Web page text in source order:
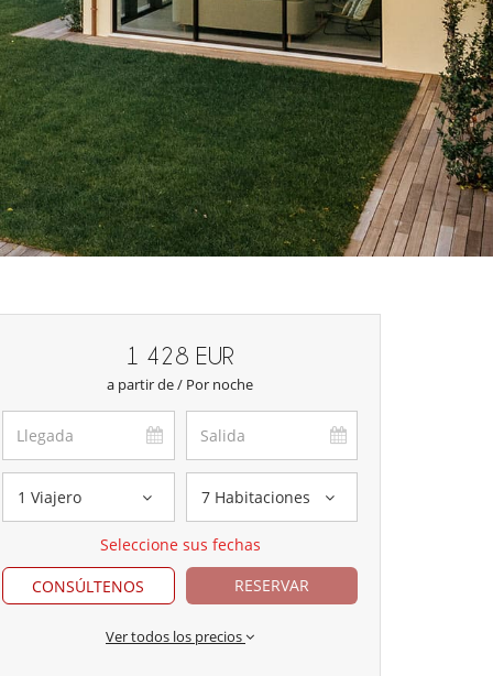
1 428 EUR
a partir de / Por noche
1 Viajero 7 Habitaciones
Seleccione sus fechas
CONSÚLTENOS
RESERVAR
Ver todos los precios